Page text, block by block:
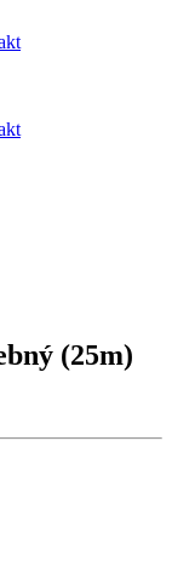
(25m)